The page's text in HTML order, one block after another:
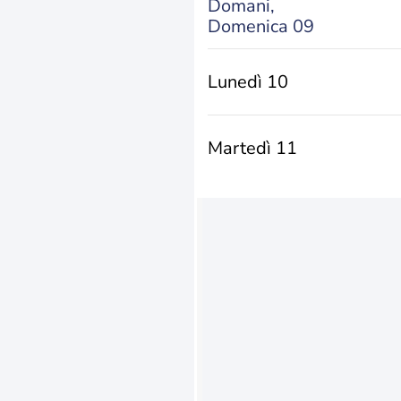
Domani,
Domenica 09
Lunedì 10
Martedì 11